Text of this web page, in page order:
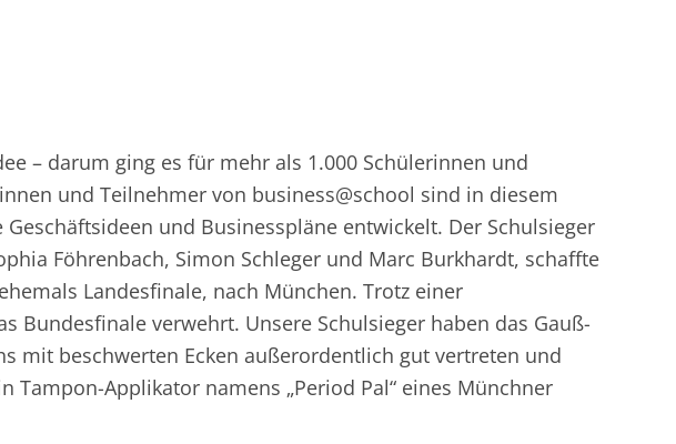
– darum ging es für mehr als 1.000 Schülerinnen und
und Teilnehmer von business@school sind in diesem
und Businesspläne entwickelt. Der Schulsieger
Föhrenbach, Simon Schleger und Marc Burkhardt, schaffte
Landesfinale, nach München. Trotz einer
verwehrt. Unsere Schulsieger haben das Gauß-
mit beschwerten Ecken außerordentlich gut vertreten und
Applikator namens „Period Pal“ eines Münchner